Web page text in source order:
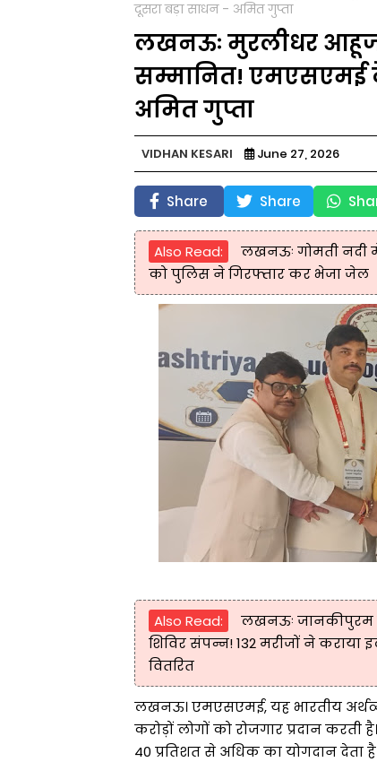
दूसरा बड़ा साधन - अमित गुप्ता
लखनऊः मुरलीधर
सम्मानित! एमएसएमई
अमित गुप्ता
VIDHAN KESARI June 27, 2026
Share Share
Also Read:
लखनऊः गोमती नदी
को पुलिस ने गिरफ्तार कर भेजा जेल
Also Read:
लखनऊः जानकीपुरम
शिविर संपन्न! 132 मरीजों ने
वितरित
लखनऊ। एमएसएमई, यह भारतीय
करोड़ों लोगों को रोजगार प्रदान करती
40 प्रतिशत से अधिक का योगदान देता